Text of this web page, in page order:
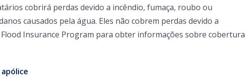
cobrirá perdas devido a incêndio, fumaça, roubo ou
causados ​​pela água. Eles não cobrem perdas devido a
Insurance Program para obter informações sobre cobertura